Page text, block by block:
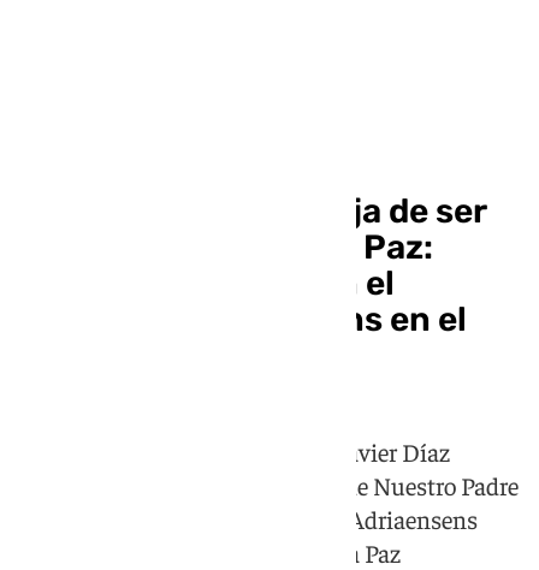
Ernesto Sanguino deja de ser
capataz general de la Paz:
entran Javier Díaz en el
misterio y Adriaensens en el
La cofradía nombra a Francisco Javier Díaz
Espinosa como capataz del paso de Nuestro Padre
Jesús de la Victoria y a Fernando Adriaensens
Lázaro para María Santísima de la Paz